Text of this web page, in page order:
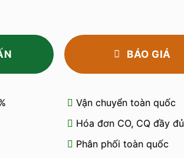
BÁO GIÁ
Vận chuyển toàn quốc
Hóa đơn CO, CQ đầy đủ
Phân phối toàn quốc